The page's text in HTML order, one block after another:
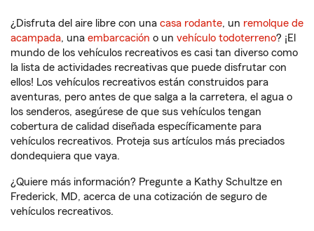
¿Disfruta del aire libre con una casa rodante, un remolque de
acampada, una embarcación o un vehículo todoterreno? ¡El
mundo de los vehículos recreativos es casi tan diverso como
la lista de actividades recreativas que puede disfrutar con
ellos! Los vehículos recreativos están construidos para
aventuras, pero antes de que salga a la carretera, el agua o
los senderos, asegúrese de que sus vehículos tengan
cobertura de calidad diseñada específicamente para
vehículos recreativos. Proteja sus artículos más preciados
dondequiera que vaya.
¿Quiere más información? Pregunte a Kathy Schultze en
Frederick, MD, acerca de una cotización de seguro de
vehículos recreativos.